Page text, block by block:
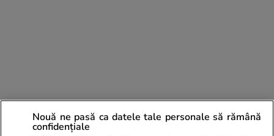
Nouă ne pasă ca datele tale personale să rămână
confidențiale